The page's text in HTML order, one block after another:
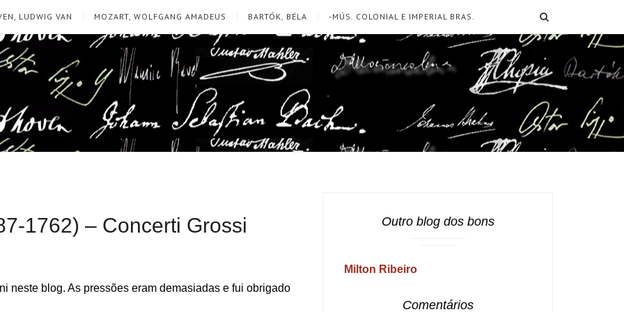
LUDWIG VAN MOZART, WOLFGANG AMADEUS BARTÓK, BÉLA -MÚS. COLONIAL E IMPERIAL BRAS.
1762) – Concerti Grossi
neste blog. As pressões eram demasiadas e fui obrigado
Outro blog dos bons
Milton Ribeiro
Comentários